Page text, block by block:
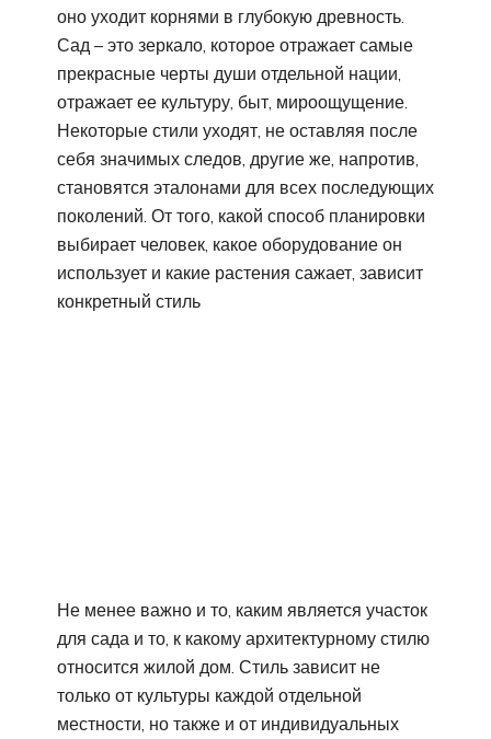
оно уходит корнями в глубокую древность.
Сад – это зеркало, которое отражает самые
прекрасные черты души отдельной нации,
отражает ее культуру, быт, мироощущение.
Некоторые стили уходят, не оставляя после
себя значимых следов, другие же, напротив,
становятся эталонами для всех последующих
поколений. От того, какой способ планировки
выбирает человек, какое оборудование он
использует и какие растения сажает, зависит
конкретный стиль
Не менее важно и то, каким является участок
для сада и то, к какому архитектурному стилю
относится жилой дом. Стиль зависит не
только от культуры каждой отдельной
местности, но также и от индивидуальных